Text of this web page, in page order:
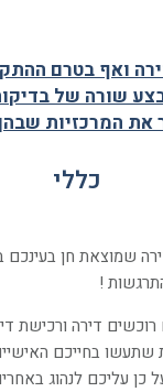
ואף בטרם
שורה של
את המרכזיות
כללי
שמוצאת חן
!
דירה ורכישת
שתעשו בחייכם
כן עליכם לנהוג